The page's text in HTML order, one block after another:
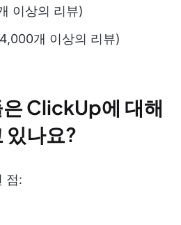
이상의 리뷰)
개 이상의 리뷰)
ClickUp에 대해
있나요?
점: